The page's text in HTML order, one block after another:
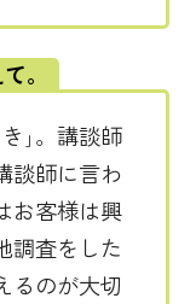
。
｣。講談師
談師に言わ
お客様は興
調査をした
るのが大切